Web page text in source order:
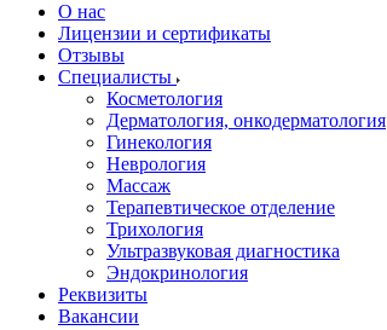
О нас
Лицензии и сертификаты
Отзывы
Специалисты
Косметология
Дерматология, онкодерматология
Гинекология
Неврология
Массаж
Терапевтическое отделение
Трихология
Ультразвуковая диагностика
Эндокринология
Реквизиты
Вакансии